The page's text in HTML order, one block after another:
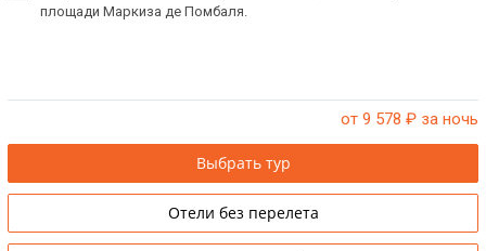
площади Маркиза де Помбаля.
от 9 578 ₽ за ночь
Выбрать тур
Отели без перелета